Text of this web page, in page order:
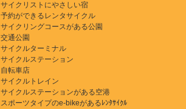
サイクリストにやさしい宿
予約ができるレンタサイクル
サイクリングコースがある公園
交通公園
サイクルターミナル
サイクルステーション
自転車店
サイクルトレイン
サイクルステーションがある空港
スポーツタイプのe-bikeがあるﾚﾝﾀｻｲｸﾙ